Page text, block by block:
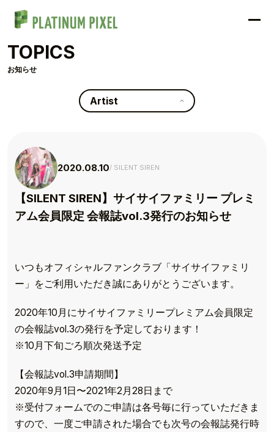
TOPICS
お知らせ
Artist
2020.08.10 SILENT SIREN
【SILENT SIREN】サイサイファミリー プレミ
アム会員限定 会報誌vol.3発行のお知らせ
いつもオフィシャルファンクラブ「サイサイファミリ
ー」をご利用いただき誠にありがとうございます。
2020年10月にサイサイファミリープレミアム会員限定
の会報誌vol.3の発行を予定しております！
※10月下旬ごろ順次発送予定
【会報誌vol.3申請期間】
2020年9月1日〜2021年2月28日まで
※受付フォームでのご申請は各号毎に行っていただきま
すので、一度ご申請された場合でも次号の会報誌発行時